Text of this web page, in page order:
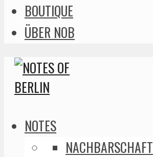
BOUTIQUE
ÜBER NOB
NOTES
NACHBARSCHAFT